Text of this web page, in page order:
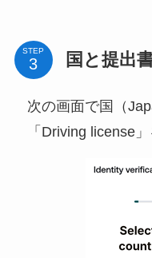
STEP 国と提出
次の画面で国（
「Driving license